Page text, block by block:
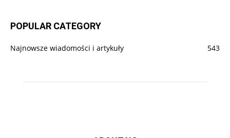
POPULAR CATEGORY
Najnowsze wiadomości i artykuły 543